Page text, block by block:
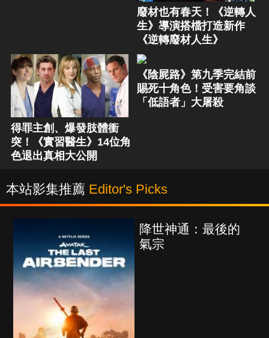
廢材也有春天！《逆轉人
生》導演搭檔打造新作
《逆轉廢材人生》
得罪主創、爆發肢體衝
突！《實習醫生》14位角
色退出真相大公開
《陰屍路》第九季完結前
賜死十角色！受害要角談
「低語者」大屠殺
本站影集推薦 Editor's Picks
降世神通：最後的
氣宗